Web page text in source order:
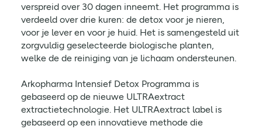
verspreid over 30 dagen inneemt. Het programma is
verdeeld over drie kuren: de detox voor je nieren,
voor je lever en voor je huid. Het is samengesteld uit
zorgvuldig geselecteerde biologische planten,
welke de de reiniging van je lichaam ondersteunen.
Arkopharma Intensief Detox Programma is
gebaseerd op de nieuwe ULTRAextract
extractietechnologie. Het ULTRAextract label is
gebaseerd op een innovatieve methode die